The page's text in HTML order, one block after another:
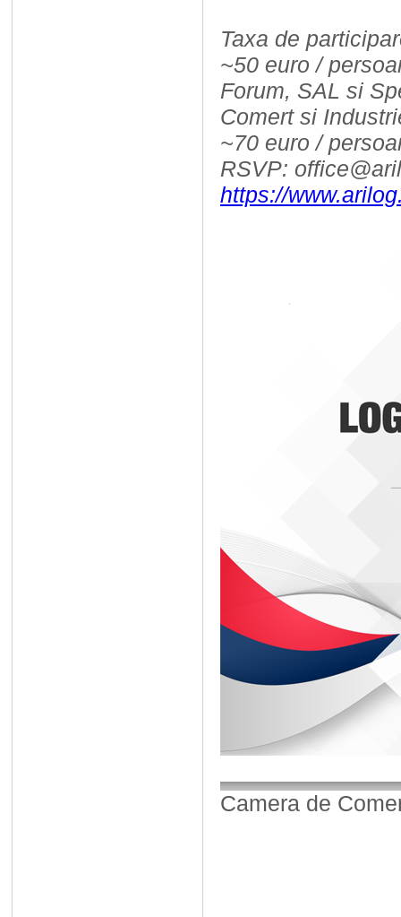
Taxa de
~50 euro /
Forum, SAL si
Comert si
~70 euro /
RSVP:
https://
Camera de